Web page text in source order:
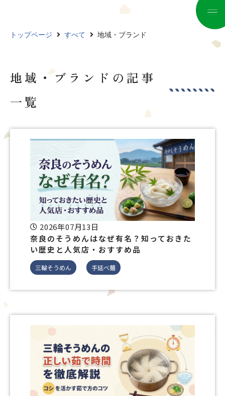
ン
ツ
プ
トップページ すべて 地域・ブランド
地域・ブランドの記事
一覧
2026年07月13日
奈良のそうめんはなぜ有名？知っておきた
い歴史と人気店・おすすめ品
三輪そうめん 手延べ麺